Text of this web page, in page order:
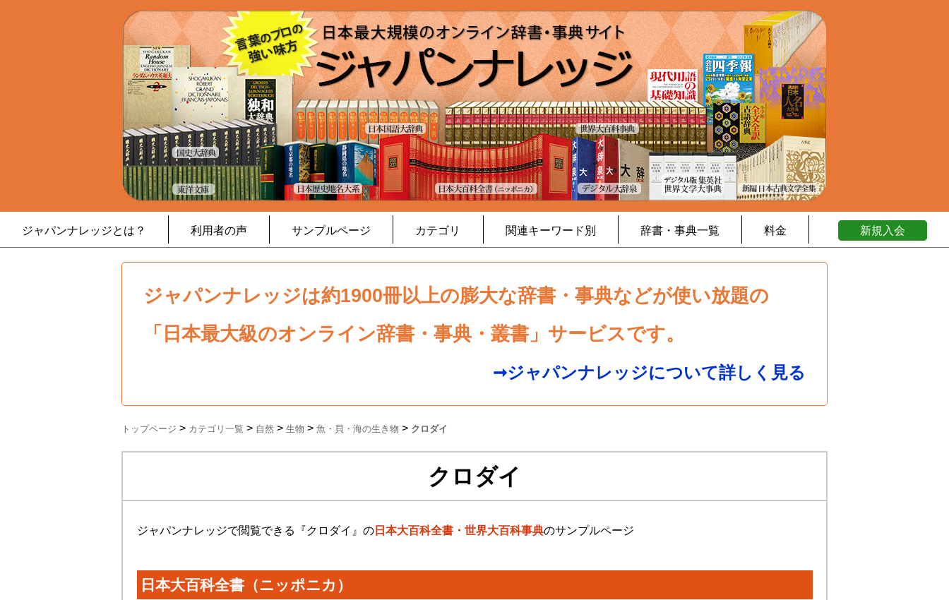
ジャパンナレッジとは？ 利用者の声 サンプルページ カテゴリ 関連キーワード別 辞書・事典一覧 料金 新規入会
ジャパンナレッジは約1900冊以上の膨大な辞書・事典などが使い放題の
「日本最大級のオンライン辞書・事典・叢書」サービスです。
➞ジャパンナレッジについて詳しく見る
トップページ > カテゴリ一覧 > 自然 > 生物 > 魚・貝・海の生き物 > クロダイ
クロダイ
ジャパンナレッジで閲覧できる『クロダイ』の日本大百科全書・世界大百科事典のサンプルページ
日本大百科全書（ニッポニカ）